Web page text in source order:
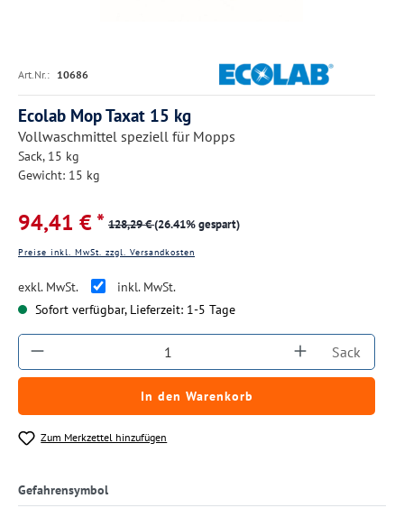
Art.Nr.: 10686
Ecolab Mop Taxat 15 kg
Vollwaschmittel speziell für Mopps
Sack, 15 kg
Gewicht: 15 kg
94,41 € * 128,29 €(26.41% gespart)
Preise inkl. MwSt. zzgl. Versandkosten
exkl. MwSt.
inkl. MwSt.
Sofort verfügbar, Lieferzeit: 1-5 Tage
Produkt Anzahl: Gib den gewünschtenSack
In den Warenkorb
Zum Merkzettel hinzufügen
Gefahrensymbol